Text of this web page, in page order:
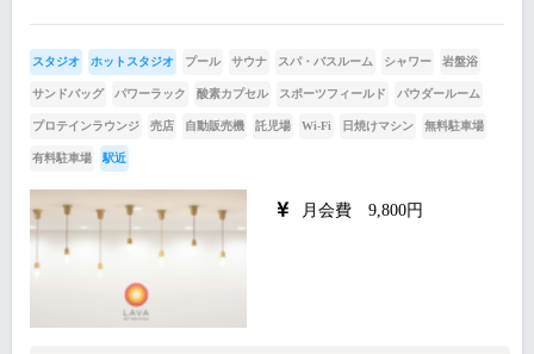
スタジオ ホットスタジオ プール サウナ スパ・バスルーム シャワー 岩盤浴
サンドバッグ パワーラック 酸素カプセル スポーツフィールド パウダールーム
プロテインラウンジ 売店 自動販売機 託児場 Wi-Fi 日焼けマシン 無料駐車場
有料駐車場 駅近
月会費 9,800円